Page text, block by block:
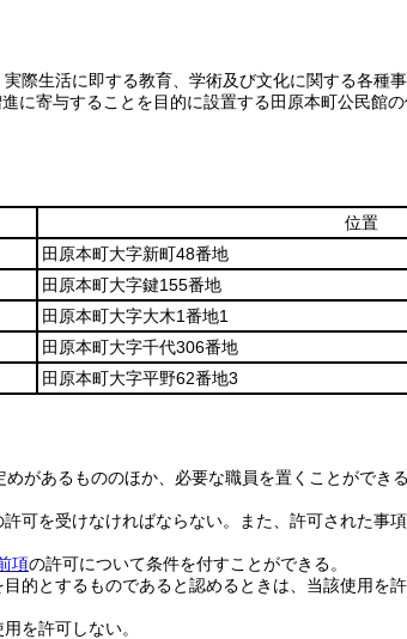
際生活に即する教育、学術及び文化に関する各種
寄与することを目的に設置する田原本町公民館の
位置
田原本町大字新町48番地
田原本町大字鍵155番地
田原本町大字大木1番地1
田原本町大字千代306番地
田原本町大字平野62番地3
があるもののほか、必要な職員を置くことができる
可を受けなければならない。
また、許可された事
項の許可について条件を付すことができる。
的とするものであると認めるときは、当該使用を許
を許可しない。